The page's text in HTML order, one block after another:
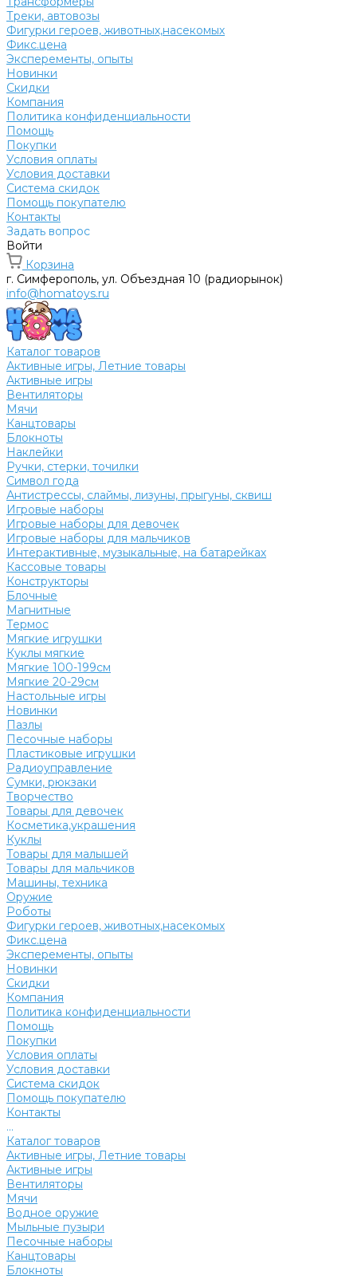
Треки, автовозы
Фигурки героев, животных,насекомых
Фикс.цена
Эксперементы, опыты
Новинки
Скидки
Компания
Политика конфиденциальности
Помощь
Покупки
Условия оплаты
Условия доставки
Система скидок
Помощь покупателю
Контакты
Задать вопрос
Войти
Корзина
г. Симферополь, ул. Объездная 10 (радиорынок)
info@homatoys.ru
Каталог товаров
Активные игры, Летние товары
Активные игры
Вентиляторы
Мячи
Канцтовары
Блокноты
Наклейки
Ручки, стерки, точилки
Символ года
Антистрессы, слаймы, лизуны, прыгуны, сквиш
Игровые наборы
Игровые наборы для девочек
Игровые наборы для мальчиков
Интерактивные, музыкальные, на батарейках
Кассовые товары
Конструкторы
Блочные
Магнитные
Термос
Мягкие игрушки
Куклы мягкие
Мягкие 100-199см
Мягкие 20-29см
Настольные игры
Новинки
Пазлы
Песочные наборы
Пластиковые игрушки
Радиоуправление
Сумки, рюкзаки
Творчество
Товары для девочек
Косметика,украшения
Куклы
Товары для малышей
Товары для мальчиков
Машины, техника
Оружие
Роботы
Фигурки героев, животных,насекомых
Фикс.цена
Эксперементы, опыты
Новинки
Скидки
Компания
Политика конфиденциальности
Помощь
Покупки
Условия оплаты
Условия доставки
Система скидок
Помощь покупателю
Контакты
...
Каталог товаров
Активные игры, Летние товары
Активные игры
Вентиляторы
Мячи
Водное оружие
Мыльные пузыри
Песочные наборы
Канцтовары
Блокноты